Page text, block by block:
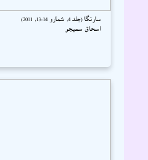
سارنگا (جلد 4، شمارو 14-13، 2011)
اسحاق سميجو